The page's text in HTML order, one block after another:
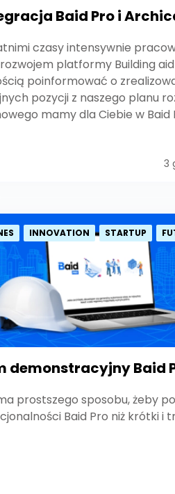
Baid Pro i
czasy intensywnie
platformy Building aid
poinformować o
pozycji z naszego planu
mamy dla Ciebie w Baid
3
INNOVATION STARTUP
demonstracyjny Baid
prostszego sposobu, żeby
Baid Pro niż krótki i